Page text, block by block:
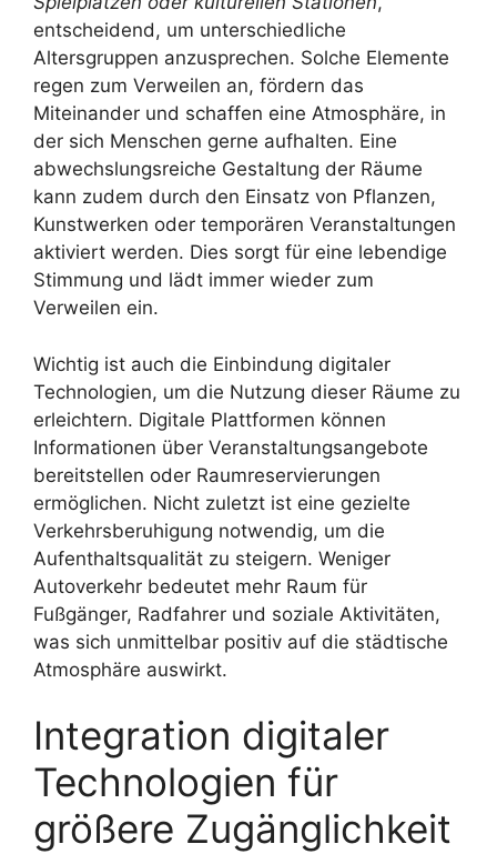
entscheidend, um unterschiedliche
Altersgruppen anzusprechen. Solche Elemente
regen zum Verweilen an, fördern das
Miteinander und schaffen eine Atmosphäre, in
der sich Menschen gerne aufhalten. Eine
abwechslungsreiche Gestaltung der Räume
kann zudem durch den Einsatz von Pflanzen,
Kunstwerken oder temporären Veranstaltungen
aktiviert werden. Dies sorgt für eine lebendige
Stimmung und lädt immer wieder zum
Verweilen ein.
Wichtig ist auch die Einbindung digitaler
Technologien, um die Nutzung dieser Räume zu
erleichtern. Digitale Plattformen können
Informationen über Veranstaltungsangebote
bereitstellen oder Raumreservierungen
ermöglichen. Nicht zuletzt ist eine gezielte
Verkehrsberuhigung notwendig, um die
Aufenthaltsqualität zu steigern. Weniger
Autoverkehr bedeutet mehr Raum für
Fußgänger, Radfahrer und soziale Aktivitäten,
was sich unmittelbar positiv auf die städtische
Atmosphäre auswirkt.
Integration digitaler
Technologien für
größere Zugänglichkeit